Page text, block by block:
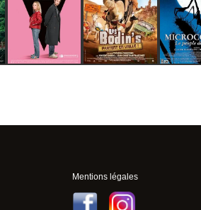
Mentions légales